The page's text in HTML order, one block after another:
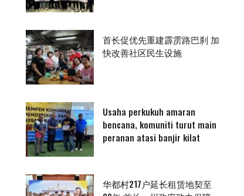
首长促优先重建霹雳路巴刹 加
快改善社区民生设施
Usaha perkukuh amaran
bencana, komuniti turut main
peranan atasi banjir kilat
华都村217户延长租赁地契至